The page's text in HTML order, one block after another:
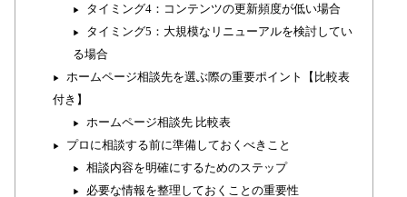
タイミング4：コンテンツの更新頻度が低い場合
タイミング5：大規模なリニューアルを検討してい
る場合
ホームページ相談先を選ぶ際の重要ポイント【比較表
付き】
ホームページ相談先 比較表
プロに相談する前に準備しておくべきこと
相談内容を明確にするためのステップ
必要な情報を整理しておくことの重要性